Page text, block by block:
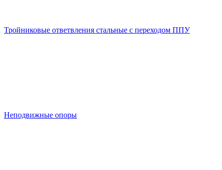
Тройниковые ответвления стальные с переходом ППУ
Неподвижные опоры